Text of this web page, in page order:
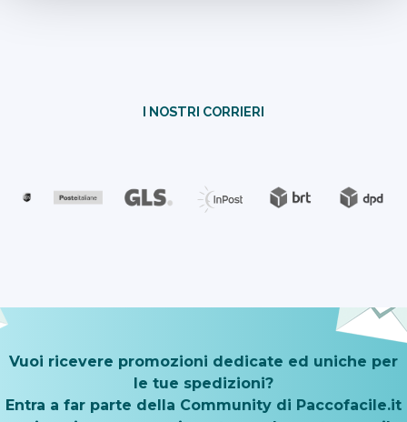
I NOSTRI CORRIERI
Vuoi ricevere promozioni dedicate ed uniche per
le tue spedizioni?
Entra a far parte della Community di Paccofacile.it